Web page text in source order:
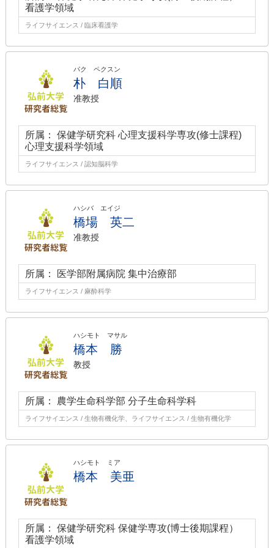
看護学領域
ライフサイエンス / 臨床看護学
パク ペクスン
朴 白順
准教授
所属： 保健学研究科 心理支援科学専攻(修士課程)
心理支援科学領域
ライフサイエンス / 認知脳科学
ハシバ エイジ
橋場 英二
准教授
所属： 医学部附属病院 集中治療部
ライフサイエンス / 麻酔科学
ハシモト マサル
橋本 勝
教授
所属： 農学生命科学部 分子生命科学科
ライフサイエンス / 生物有機化学、ライフサイエンス / 生物有機化学
ハシモト ミア
橋本 美亜
所属： 保健学研究科 保健学専攻(博士後期課程）
看護学領域